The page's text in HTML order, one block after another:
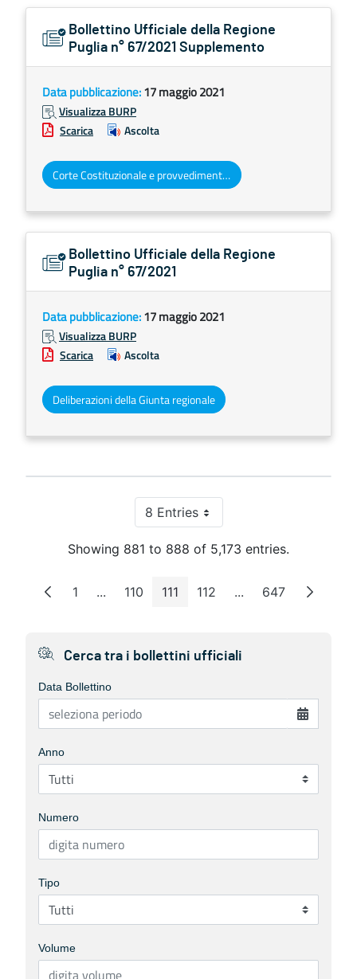
Bollettino Ufficiale della Regione
Puglia n° 67/2021 Supplemento
Data pubblicazione:17 maggio 2021
Visualizza BURP
Scarica
Ascolta
Corte Costituzionale e provvedimenti organi giurisdizionali
Bollettino Ufficiale della Regione
Puglia n° 67/2021
Data pubblicazione:17 maggio 2021
Visualizza BURP
Scarica
Ascolta
Deliberazioni della Giunta regionale
8 EntriesPer Page
Showing 881 to 888 of 5,173 entries.
Page
1 ...Intermediate Pages
Page
110 Page
111 Page
112 ...Intermediate Pages
Page
647
Cerca tra i bollettini ufficiali
Data Bollettino
Anno
Numero
Tipo
Volume